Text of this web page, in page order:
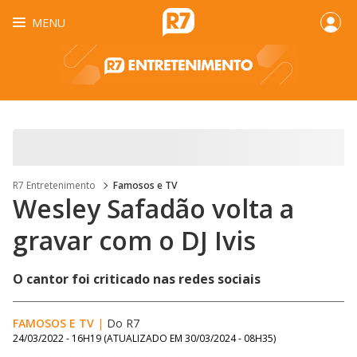
MENU
R7 Entretenimento Famosos e TV
Wesley Safadão volta a
gravar com o DJ Ivis
O cantor foi criticado nas redes sociais
FAMOSOS E TV | Do R7
24/03/2022 - 16H19 (ATUALIZADO EM 30/03/2024 - 08H35)